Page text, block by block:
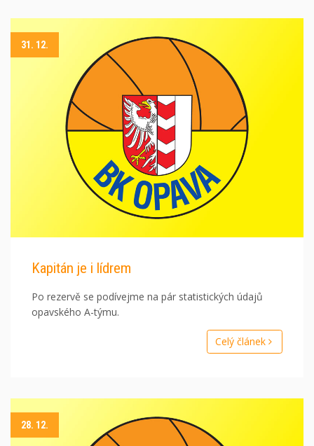
31. 12.
Kapitán je i lídrem
Po rezervě se podívejme na pár statistických údajů
opavského A-týmu.
Celý článek
28. 12.